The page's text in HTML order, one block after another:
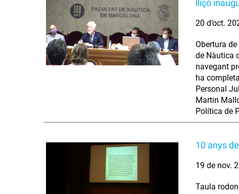
lliçó
20 d’oct.
Obertura
de Nàutica
navegant
ha
Personal
Martin
Política de
10 anys
19 de nov.
Taula